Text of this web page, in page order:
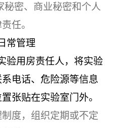
秘密、商业秘密和个人
任。
常管理
验用房责任人，将实验
电话、危险源等信息
张贴在实验室门外。
度，组织定期或不定